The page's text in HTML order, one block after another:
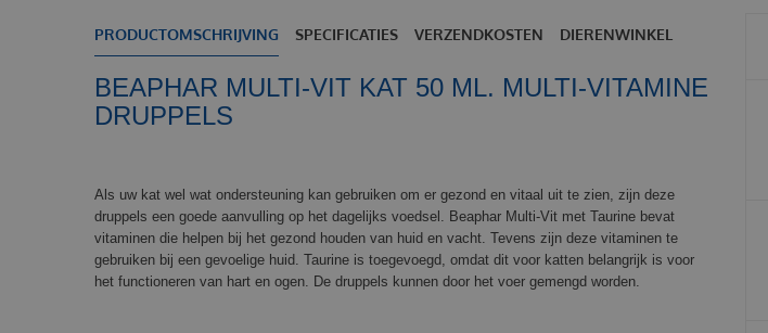
PRODUCTOMSCHRIJVING SPECIFICATIES VERZENDKOSTEN DIERENWINKEL
BEAPHAR MULTI-VIT KAT 50 ML. MULTI-VITAMINE
DRUPPELS
Als uw kat wel wat ondersteuning kan gebruiken om er gezond en vitaal uit te zien, zijn deze
druppels een goede aanvulling op het dagelijks voedsel. Beaphar Multi-Vit met Taurine bevat
vitaminen die helpen bij het gezond houden van huid en vacht. Tevens zijn deze vitaminen te
gebruiken bij een gevoelige huid. Taurine is toegevoegd, omdat dit voor katten belangrijk is voor
het functioneren van hart en ogen. De druppels kunnen door het voer gemengd worden.